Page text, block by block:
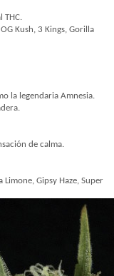
THC.
Kush, 3 Kings, Gorilla
la legendaria Amnesia.
de calma.
Gipsy Haze, Super